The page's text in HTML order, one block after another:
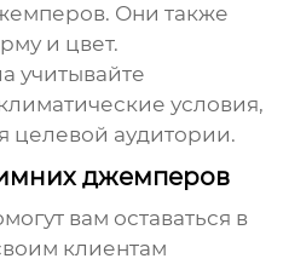
Они также
и цвет.
учитывайте
условия,
целевой аудитории.
джемперов
вам оставаться в
клиентам